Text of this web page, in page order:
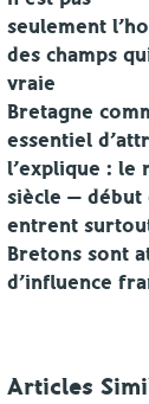
seulement
des champs
vraie
Bretagne
essentiel
l’explique : le
siècle — début
entrent
Bretons sont
d’influence
Articles